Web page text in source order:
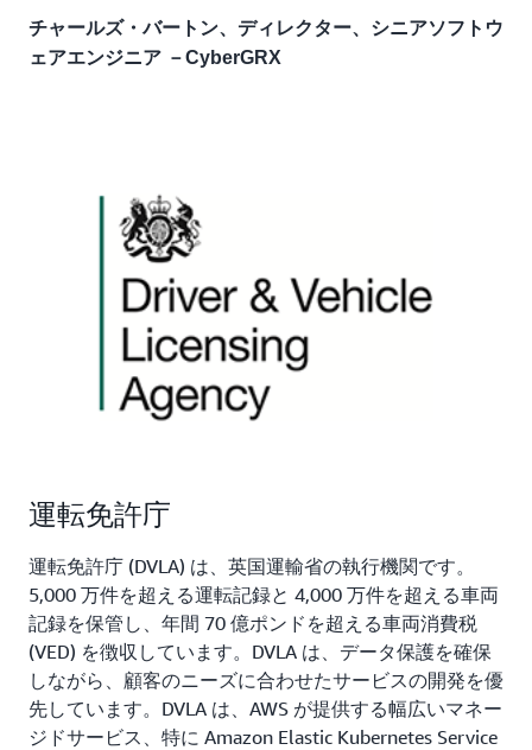
チャールズ・バートン、ディレクター、シニアソフトウ
ェアエンジニア －CyberGRX
運転免許庁
運転免許庁 (DVLA) は、英国運輸省の執行機関です。
5,000 万件を超える運転記録と 4,000 万件を超える車両
記録を保管し、年間 70 億ポンドを超える車両消費税
(VED) を徴収しています。DVLA は、データ保護を確保
しながら、顧客のニーズに合わせたサービスの開発を優
先しています。DVLA は、AWS が提供する幅広いマネー
ジドサービス、特に Amazon Elastic Kubernetes Service